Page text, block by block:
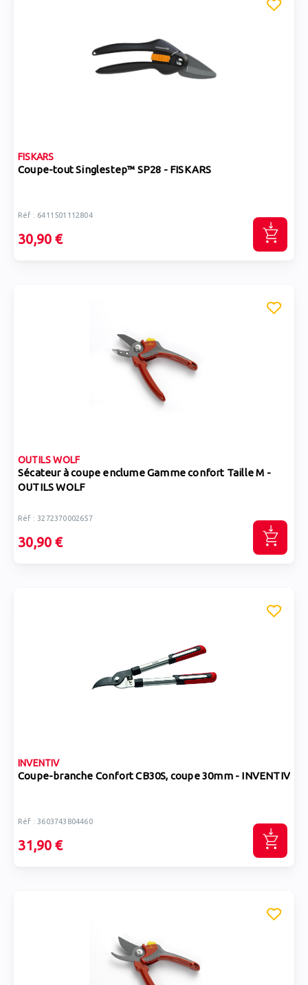
FISKARS
Coupe-tout Singlestep™ SP28 - FISKARS
Réf : 6411501112804
30,90 €
OUTILS WOLF
Sécateur à coupe enclume Gamme confort Taille M -
OUTILS WOLF
Réf : 3272370002657
30,90 €
INVENTIV
Coupe-branche Confort CB30S, coupe 30mm - INVENTIV
Réf : 3603743804460
31,90 €